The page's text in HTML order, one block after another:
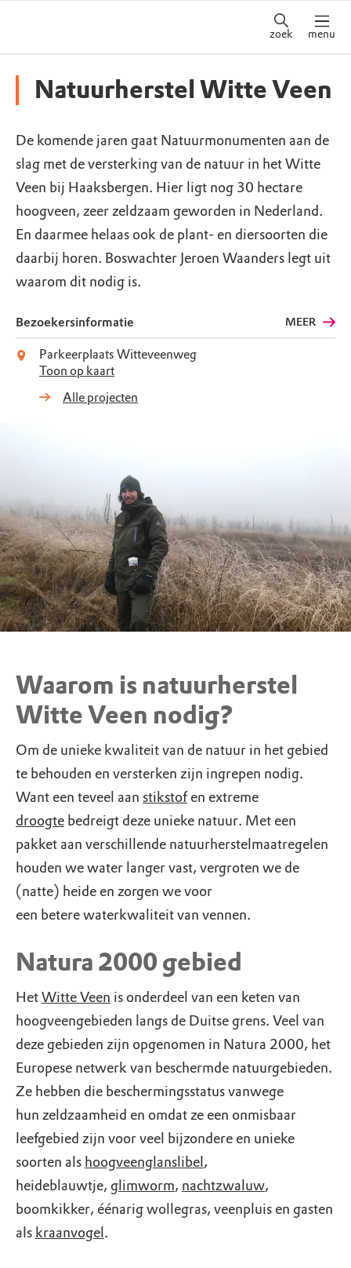
zoek menu
Natuurherstel Witte Veen
De komende jaren gaat Natuurmonumenten aan de
slag met de versterking van de natuur in het Witte
Veen bij Haaksbergen. Hier ligt nog 30 hectare
hoogveen, zeer zeldzaam geworden in Nederland.
En daarmee helaas ook de plant- en diersoorten die
daarbij horen. Boswachter Jeroen Waanders legt uit
waarom dit nodig is.
Bezoekersinformatie MEER
Parkeerplaats Witteveenweg
Toon op kaart
Alle projecten
Waarom is natuurherstel
Witte Veen nodig?
Om de unieke kwaliteit van de natuur in het gebied
te behouden en versterken zijn ingrepen nodig.
Want een teveel aan stikstofen extreme
droogte bedreigt deze unieke natuur. Met een
pakket aan verschillende natuurherstelmaatregelen
houden we water langer vast, vergroten we de
(natte) heide en zorgen we voor
een betere waterkwaliteit van vennen.
Natura 2000 gebied
HetWitte Veen is onderdeel van een keten van
hoogveengebieden langs de Duitse grens. Veel van
deze gebieden zijn opgenomen in Natura 2000, het
Europese netwerk van beschermde natuurgebieden.
Ze hebben die beschermingsstatus vanwege
hun zeldzaamheid en omdat ze een onmisbaar
leefgebied zijn voor veel bijzondere en unieke
soorten als hoogveenglanslibel ,
heideblauwtje, glimworm, nachtzwaluw,
boomkikker, éénarig wollegras, veenpluis en gasten
als kraanvogel .